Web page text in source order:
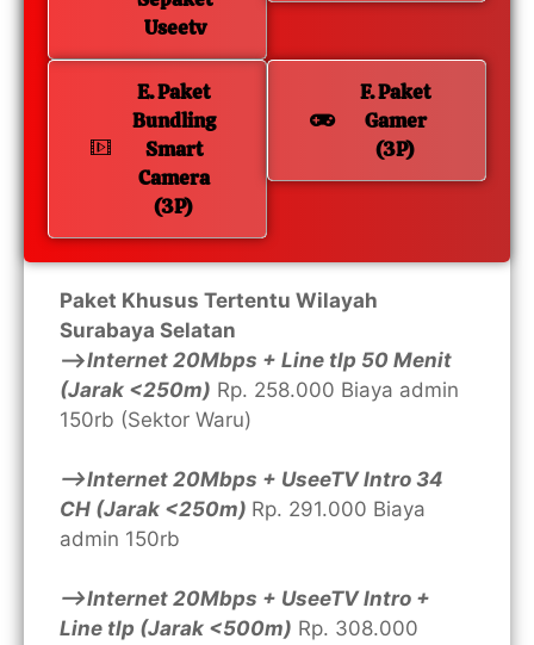
Useetv
E. Paket
Bundling
Smart
Camera
(3P)
F. Paket
Gamer
(3P)
Paket Khusus Tertentu Wilayah
Surabaya Selatan
—>Internet 20Mbps + Line tlp 50 Menit
(Jarak <250m) Rp. 258.000 Biaya admin
150rb (Sektor Waru)
—>Internet 20Mbps + UseeTV Intro 34
CH (Jarak <250m) Rp. 291.000 Biaya
admin 150rb
—>Internet 20Mbps + UseeTV Intro +
Line tlp (Jarak <500m) Rp. 308.000